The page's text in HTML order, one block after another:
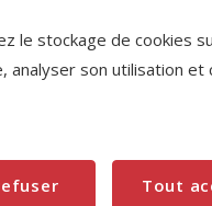
au panier.Offre
de produits.Retrouvez la
le stockage de cookies
analyser son utilisation et
Tout